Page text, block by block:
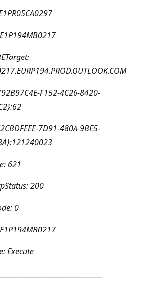
F152-4C26-8420-
7D91-480A-9BE5-
621
200
0
Execute